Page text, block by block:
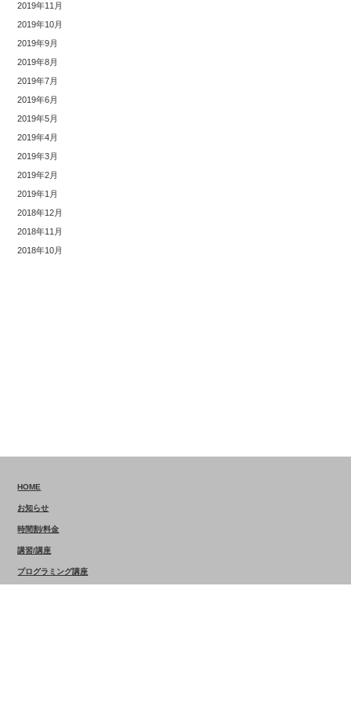
2019年11月
2019年10月
2019年9月
2019年8月
2019年7月
2019年6月
2019年5月
2019年4月
2019年3月
2019年2月
2019年1月
2018年12月
2018年11月
2018年10月
HOME
お知らせ
時間割/料金
講習/講座
プログラミング講座